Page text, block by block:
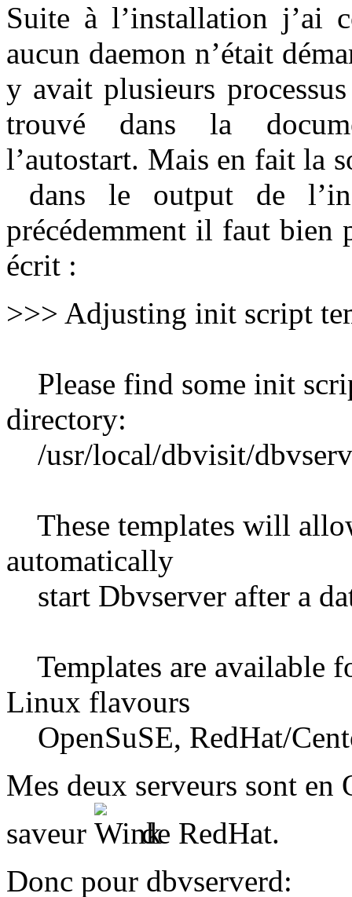
Suite à l’installation j’ai
aucun daemon n’était
y avait plusieurs
trouvé dans la
l’autostart. Mais en fait la
dans le output de
précédemment il faut
écrit :
>>> Adjusting init script
Please find some init
directory:
/usr/local/dbvisit/
These templates will
automatically
start Dbvserver after a
Templates are available
Linux flavours
OpenSuSE, RedHat/
Mes deux serveurs sont
saveur
de RedHat.
Donc pour dbvserverd: